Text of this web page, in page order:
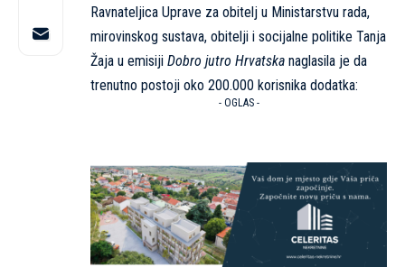
Ravnateljica Uprave za obitelj u Ministarstvu rada,
mirovinskog sustava, obitelji i socijalne politike Tanja
Žaja u emisiji Dobro jutro Hrvatska naglasila je da
trenutno postoji oko 200.000 korisnika dodatka:
- OGLAS -